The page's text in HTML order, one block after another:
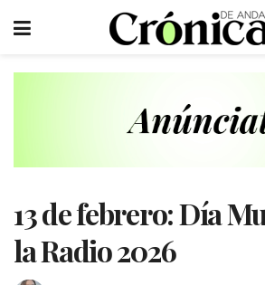
13 de febrero: Día
la Radio 2026